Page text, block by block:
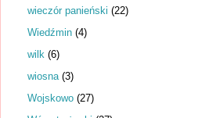
wieczór panieński (22)
Wiedźmin (4)
wilk (6)
wiosna (3)
Wojskowo (27)